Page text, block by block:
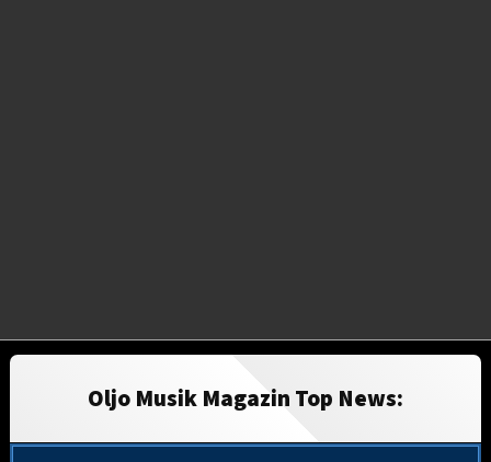
Oljo Musik Magazin Top News: